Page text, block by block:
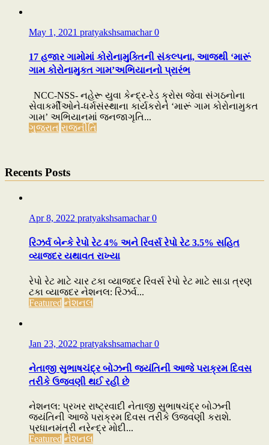
May 1, 2021 pratyakshsamachar0
17 હજાર ગામોમાં કોરોનામુક્તિની સંકલ્પના, આજથી ‘મારૂં
ગામ કોરોનામુકત ગામ’અભિયાનનો પ્રારંભ
NCC-NSS- નહેરૂ યુવા કેન્દ્ર-રેડ ક્રોસ જેવા સંગઠનોના
સેવાકર્મીઓને-ધર્મસંસ્થાના કાર્યકરોને ‘મારૂં ગામ કોરોનામુકત
ગામ’ અભિયાનમાં જનજાગૃતિ...
ગુજરાત રાજનીતિ
Recents Posts
Apr 8, 2022 pratyakshsamachar0
રિઝર્વ બેન્કે રેપો રેટ 4% અને રિવર્સ રેપો રેટ 3.5% સહિત
વ્યાજદર યથાવત રાખ્યા
રેપો રેટ માટે ચાર ટકા વ્યાજદર રિવર્સ રેપો રેટ માટે સાડા ત્રણ
ટકા વ્યાજદર નેશનલ: રિઝર્વ...
Featured નેશનલ
Jan 23, 2022 pratyakshsamachar0
નેતાજી સુભાષચંદ્ર બોઝની જયંતિની આજે પરાક્રમ દિવસ
તરીકે ઉજવણી થઈ રહી છે
નેશનલ: પ્રખર રાષ્ટ્રવાદી નેતાજી સુભાષચંદ્ર બોઝની
જયંતિની આજે પરાક્રમ દિવસ તરીકે ઉજવણી કરાશે.
પ્રધાનમંત્રી નરેન્દ્ર મોદી...
Featured નેશનલ